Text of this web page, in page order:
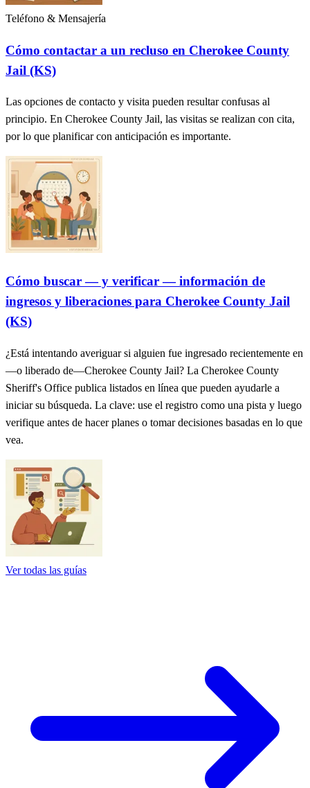
Teléfono & Mensajería
Cómo contactar a un recluso en Cherokee County
Jail (KS)
Las opciones de contacto y visita pueden resultar confusas al
principio. En Cherokee County Jail, las visitas se realizan con cita,
por lo que planificar con anticipación es importante.
Cómo buscar — y verificar — información de
ingresos y liberaciones para Cherokee County Jail
(KS)
¿Está intentando averiguar si alguien fue ingresado recientemente en
—o liberado de—Cherokee County Jail? La Cherokee County
Sheriff's Office publica listados en línea que pueden ayudarle a
iniciar su búsqueda. La clave: use el registro como una pista y luego
verifique antes de hacer planes o tomar decisiones basadas en lo que
vea.
Ver todas las guías